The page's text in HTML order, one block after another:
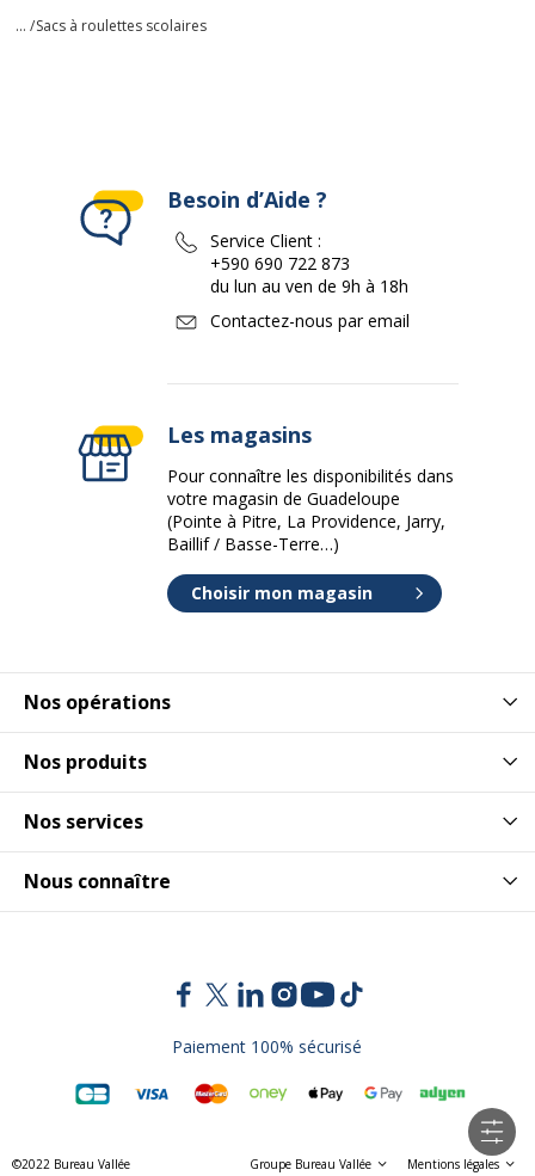
... /Sacs à roulettes scolaires
Nos opérations
Nos produits
Nos services
Nous connaître
Besoin d’Aide ?
Service Client :
+590 690 722 873
du lun au ven de 9h à 18h
Contactez-nous par email
Les magasins
Pour connaître les disponibilités dans
votre magasin de Guadeloupe
(Pointe à Pitre, La Providence, Jarry,
Baillif / Basse-Terre…)
Choisir mon magasin
Paiement 100% sécurisé
©2022 Bureau Vallée Groupe Bureau Vallée Mentions légales